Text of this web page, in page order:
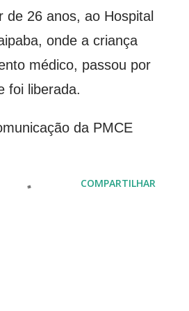
de 26 anos, ao Hospital
onde a criança
médico, passou por
foi liberada.
da PMCE
COMPARTILHAR